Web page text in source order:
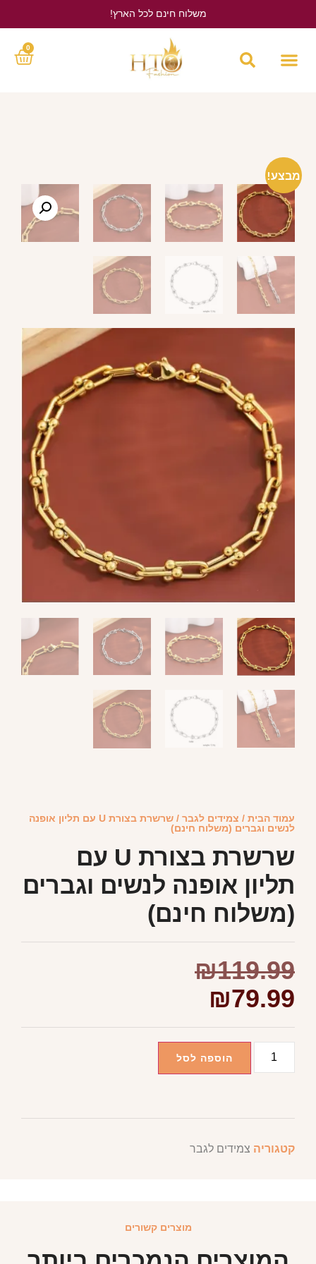
משלוח חינם לכל הארץ!
0
מבצע!
עמוד הבית / צמידים לגבר
/ שרשרת בצורת U עם תליון אופנה
לנשים וגברים (משלוח חינם)
שרשרת בצורת U עם
תליון אופנה לנשים וגברים
(משלוח חינם)
₪119.99
₪79.99
הוספה לסל
קטגוריה צמידים לגבר
מוצרים קשורים